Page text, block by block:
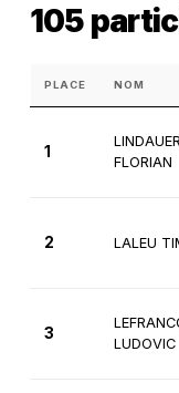
105
PLACE NOM
1
LINDAUER
FLORIAN
2 LALEU
3
LUDOVIC